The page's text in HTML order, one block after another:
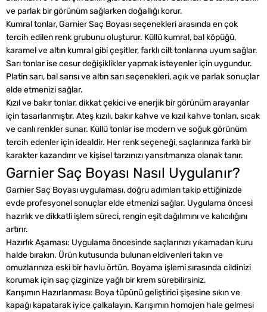
ve parlak bir görünüm sağlarken doğallığı korur.
Kumral tonlar, Garnier Saç Boyası seçenekleri arasında en çok
tercih edilen renk grubunu oluşturur. Küllü kumral, bal köpüğü,
karamel ve altın kumral gibi çeşitler, farklı cilt tonlarına uyum sağlar.
Sarı tonlar ise cesur değişiklikler yapmak isteyenler için uygundur.
Platin sarı, bal sarısı ve altın sarı seçenekleri, açık ve parlak sonuçlar
elde etmenizi sağlar.
Kızıl ve bakır tonlar, dikkat çekici ve enerjik bir görünüm arayanlar
için tasarlanmıştır. Ateş kızılı, bakır kahve ve kızıl kahve tonları, sıcak
ve canlı renkler sunar. Küllü tonlar ise modern ve soğuk görünüm
tercih edenler için idealdir. Her renk seçeneği, saçlarınıza farklı bir
karakter kazandırır ve kişisel tarzınızı yansıtmanıza olanak tanır.
Garnier Saç Boyası Nasıl Uygulanır?
Garnier Saç Boyası uygulaması, doğru adımları takip ettiğinizde
evde profesyonel sonuçlar elde etmenizi sağlar. Uygulama öncesi
hazırlık ve dikkatli işlem süreci, rengin eşit dağılımını ve kalıcılığını
artırır.
Hazırlık Aşaması: Uygulama öncesinde saçlarınızı yıkamadan kuru
halde bırakın. Ürün kutusunda bulunan eldivenleri takın ve
omuzlarınıza eski bir havlu örtün. Boyama işlemi sırasında cildinizi
korumak için saç çizginize yağlı bir krem sürebilirsiniz.
Karışımın Hazırlanması: Boya tüpünü geliştirici şişesine sıkın ve
kapağı kapatarak iyice çalkalayın. Karışımın homojen hale gelmesi